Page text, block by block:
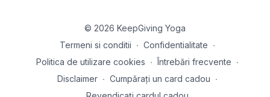
© 2026 KeepGiving Yoga
Termeni si conditii ∙ Confidentialitate ∙
Politica de utilizare cookies ∙ Întrebări frecvente ∙
Disclaimer ∙ Cumpărați un card cadou ∙